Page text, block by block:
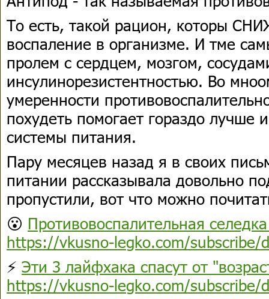
То есть, такой рацион, которы
воспаление в организме. И тме
пролем с сердцем, мозгом,
инсулинорезистентностью. Во
умеренности
похудеть помогает гораздо лучше
системы питания.
Пару месяцев назад я в своих
питании рассказывала довольно
пропустили, вот что можно
😮 Противовоспалительная
https://vkusno-legko.com/subscribe/
⚡️ Эти 3 лайфхака спасут от
https://vkusno-legko.com/subscribe/